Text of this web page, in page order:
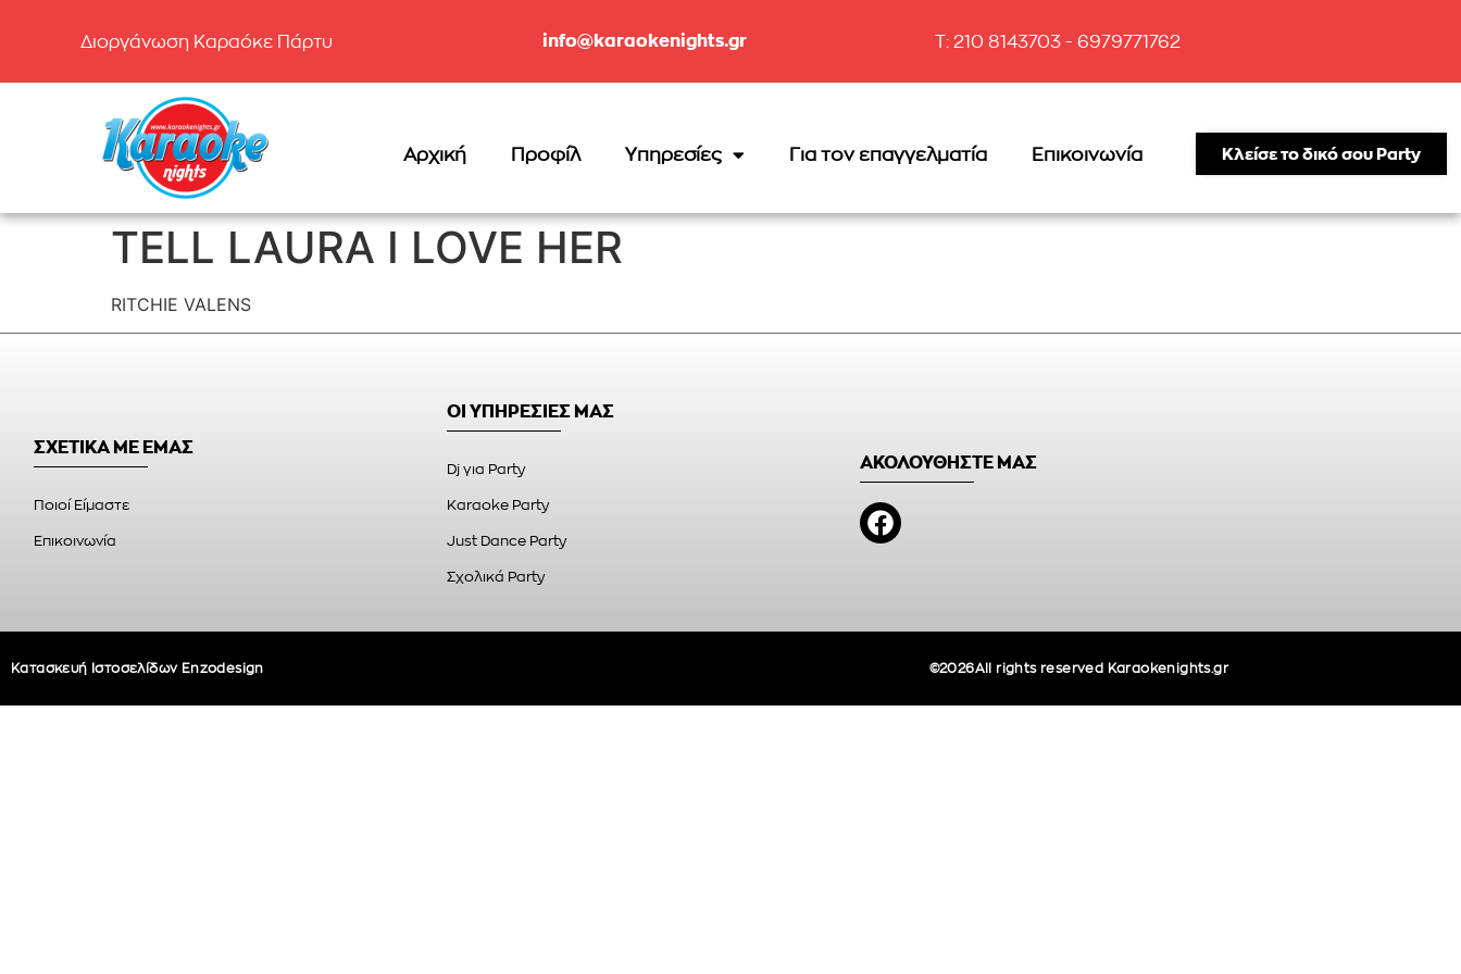
Διοργάνωση Καραόκε Πάρτυ info@karaokenights.gr T: 210 8143703 - 6979771762
Αρχική Προφίλ Υπηρεσίες Για τον επαγγελματία Επικοινωνία Κλείσε το δικό σου Party
TELL LAURA I LOVE HER
RITCHIE VALENS
ΣΧΕΤΙΚΑ ΜΕ ΕΜΑΣ
Ποιοί Είμαστε
Επικοινωνία
ΟΙ ΥΠΗΡΕΣΙΕΣ ΜΑΣ
Dj για Party
Karaoke Party
Just Dance Party
Σχολικά Party
ΑΚΟΛΟΥΘΗΣΤΕ ΜΑΣ
Κατασκευή Ιστοσελίδων Enzodesign ©2026All rights reserved Karaokenights.gr